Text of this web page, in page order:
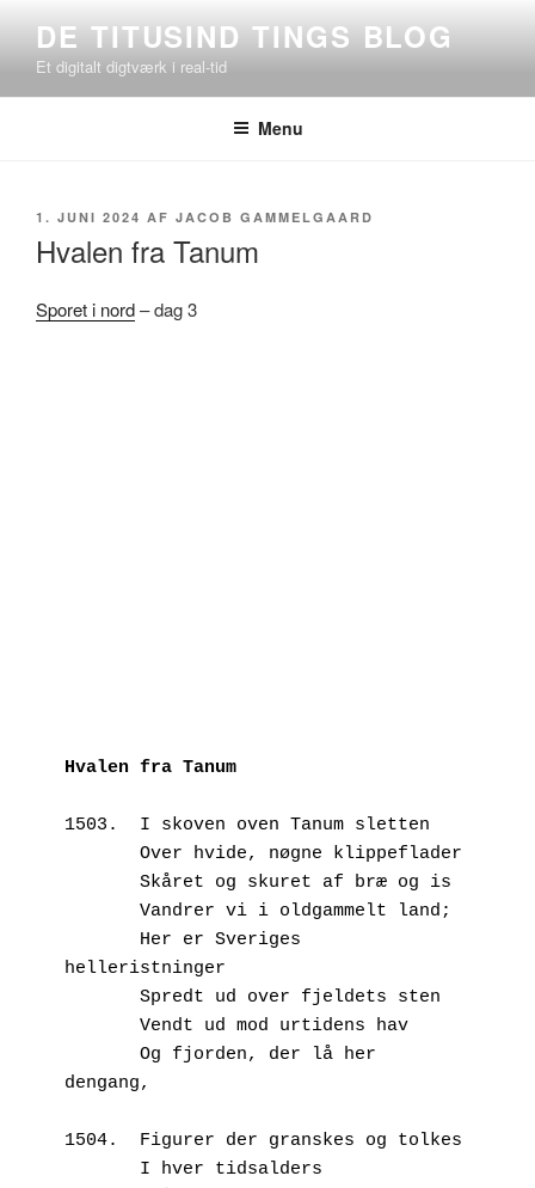
indhold
DE TITUSIND TINGS BLOG
Et digitalt digtværk i real-tid
Menu
UDGIVET
1. JUNI 2024 AF JACOB GAMMELGAARD
Hvalen fra Tanum
Sporet i nord– dag 3
Hvalen fra Tanum
1503.  I skoven oven Tanum sletten
       Over hvide, nøgne klippeflader
       Skåret og skuret af bræ og is
       Vandrer vi i oldgammelt land;
helleristninger
       Spredt ud over fjeldets sten
       Vendt ud mod urtidens hav
dengang,